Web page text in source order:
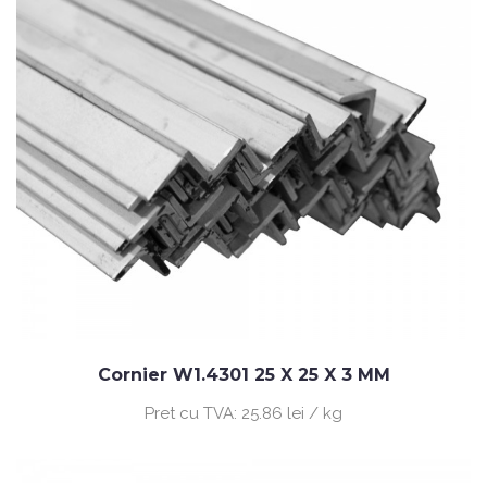
Cornier W1.4301 25 X 25 X 3 MM
Pret cu TVA: 25.86 lei / kg